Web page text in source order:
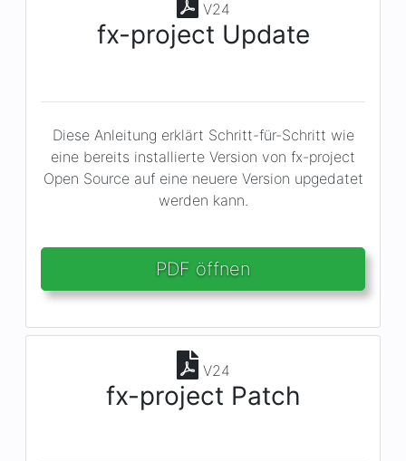
V24
fx-project Update
Diese Anleitung erklärt Schritt-für-Schritt wie
eine bereits installierte Version von fx-project
Open Source auf eine neuere Version upgedatet
werden kann.
PDF öffnen
V24
fx-project Patch